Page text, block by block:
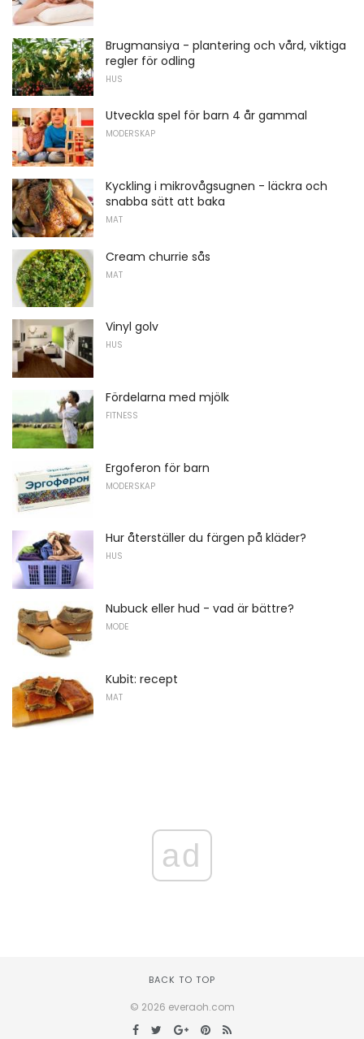
Brugmansiya - plantering och vård, viktiga
regler för odling
HUS
Utveckla spel för barn 4 år gammal
MODERSKAP
Kyckling i mikrovågsugnen - läckra och
snabba sätt att baka
MAT
Cream churrie sås
MAT
Vinyl golv
HUS
Fördelarna med mjölk
FITNESS
Ergoferon för barn
MODERSKAP
Hur återställer du färgen på kläder?
HUS
Nubuck eller hud - vad är bättre?
MODE
Kubit: recept
MAT
ad
BACK TO TOP
© 2026 everaoh.com